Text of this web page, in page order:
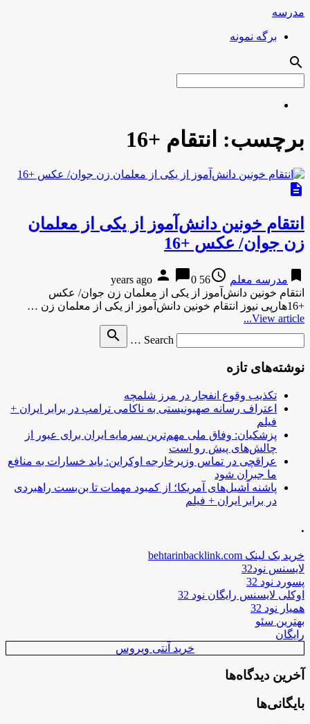
مدرسه
برگه نمونه
search
برچسب: انتقام +16
description
انتقام خونین دانش‌آموز از یکی از معلمان
زن جوان/ عکس +16
bookmark مدرسه معلم access_time
56 years ago
person chat_bubble0
انتقام خونین دانش‌آموز از یکی از معلمان زن جوان/ عکس
+16هارپی نیوز انتقام خونین دانش‌آموز از یکی از معلمان زن …
View article...
Search …
search
نوشته‌های تازه
تکذیب وقوع انفجار در مرز شلمچه
اعتراف رسانه صهیونیستی به ناکامی ترامپ در برابر ایران +
فیلم
پزشکیان: وفاق ملی مهم‌ترین سرمایه ایران برای عبور از
چالش‌های پیش رو است
عراقچی در تماس وزیرخارجه اوکراین: باید خسارات به منافع
ما جبران شود
پاشنه آشیل‌های آمریکا؛ از کمبود مهمات تا بن‌بست راهبردی
در برابر ایران + فیلم
.
خرید بک لینک behtarinbacklink.com
لایسنس نود32
پسورد نود 32
اوکلی لایسنس رایگان نود 32
همیار نود 32
بهترین سئو
رایگان
خرید آنتی ویروس
آخرین دیدگاه‌ها
بایگانی‌ها